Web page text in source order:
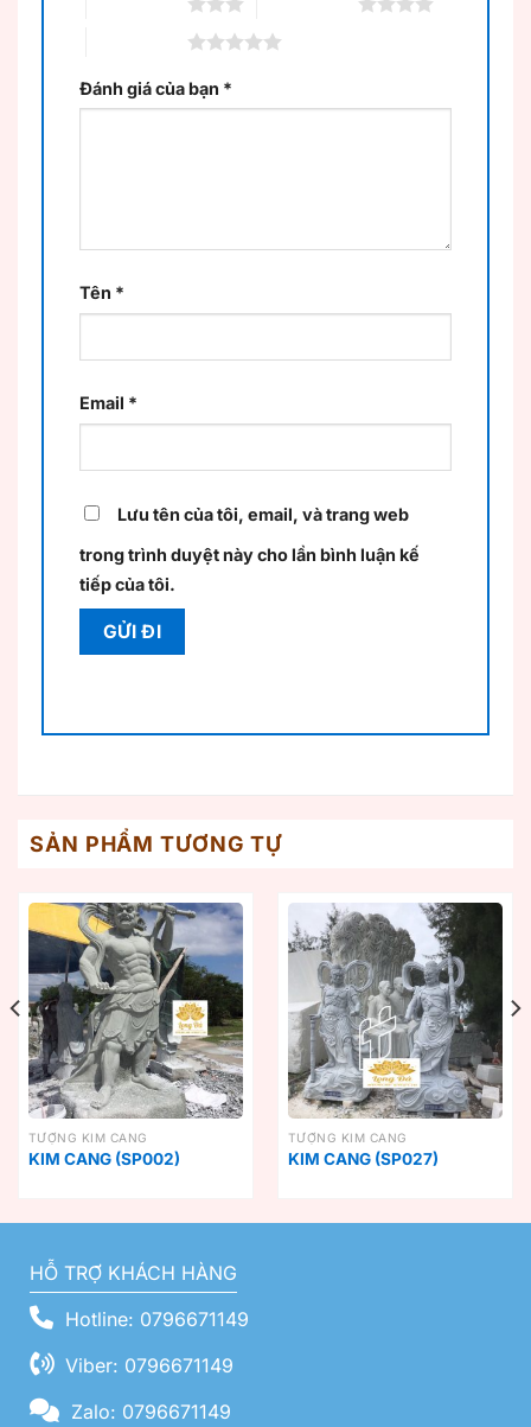
Đánh giá của bạn *
Tên *
Email *
Lưu tên của tôi, email, và trang web
trong trình duyệt này cho lần bình luận kế
tiếp của tôi.
SẢN PHẨM TƯƠNG TỰ
TƯỢNG KIM CANG
KIM CANG (SP002)
TƯỢNG KIM CANG
KIM CANG (SP027)
HỖ TRỢ KHÁCH HÀNG
Hotline: 0796671149
Viber: 0796671149
Zalo: 0796671149